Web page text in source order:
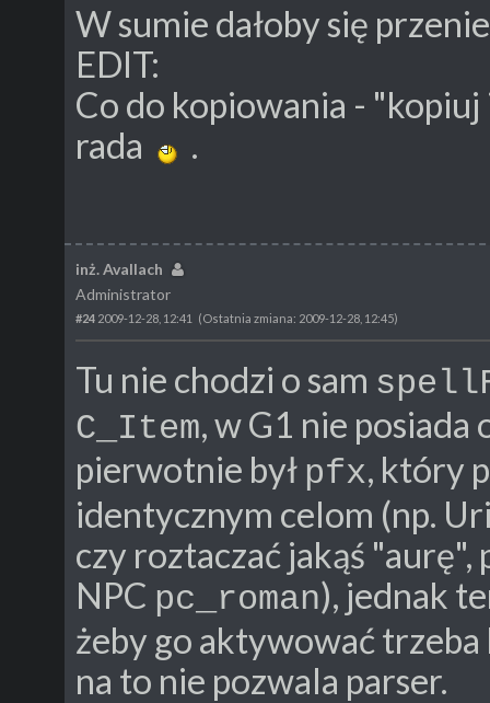
W sumie dałoby się
EDIT:
Co do kopiowania -
rada
.
inż. Avallach
Administrator
#24 2009-12-28, 12:41 (Ostatnia zmiana: 2009-12-28, 12:45)
Tu nie chodzi o sam
C_Item, w G1 nie
pierwotnie był pfx, który
identycznym celom (np.
czy roztaczać jakąś
NPC pc_roman), jednak
żeby go aktywować trzeba
na to nie pozwala parser.